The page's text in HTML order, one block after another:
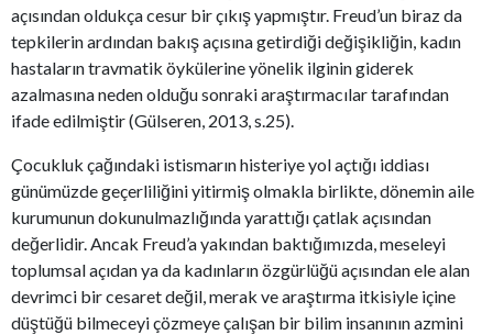
açısından oldukça cesur bir çıkış yapmıştır. Freud’un biraz da
tepkilerin ardından bakış açısına getirdiği değişikliğin, kadın
hastaların travmatik öykülerine yönelik ilginin giderek
azalmasına neden olduğu sonraki araştırmacılar tarafından
ifade edilmiştir (Gülseren, 2013, s.25).
Çocukluk çağındaki istismarın histeriye yol açtığı iddiası
günümüzde geçerliliğini yitirmiş olmakla birlikte, dönemin aile
kurumunun dokunulmazlığında yarattığı çatlak açısından
değerlidir. Ancak Freud’a yakından baktığımızda, meseleyi
toplumsal açıdan ya da kadınların özgürlüğü açısından ele alan
devrimci bir cesaret değil, merak ve araştırma itkisiyle içine
düştüğü bilmeceyi çözmeye çalışan bir bilim insanının azmini